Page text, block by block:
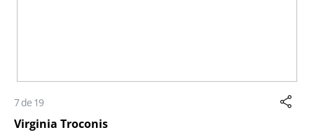
7 de 19
Virginia Troconis